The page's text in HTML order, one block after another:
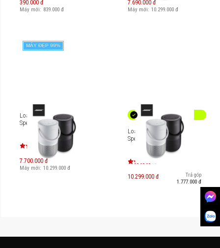
390.000 đ
Máy mới: 839.000 đ
7.690.000 đ
Máy mới: 10.299.000 đ
MÁY ĐẸP 99%
Loa Bose Portable Home
Speaker
7.700.000 đ
Máy mới: 10.299.000 đ
Loa Bose Portable Home
Speaker
10.299.000 đ
Trả góp
1.777.000 đ